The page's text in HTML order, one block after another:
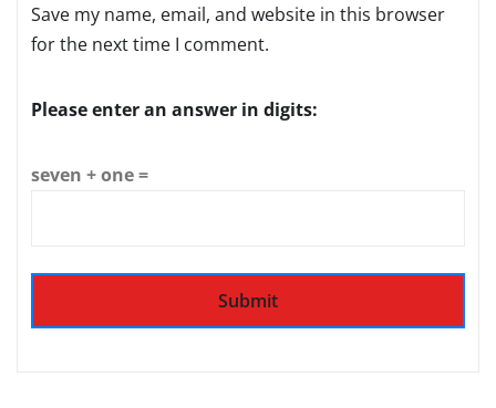
Save my name, email, and website in this browser
for the next time I comment.
Please enter an answer in digits:
seven + one =